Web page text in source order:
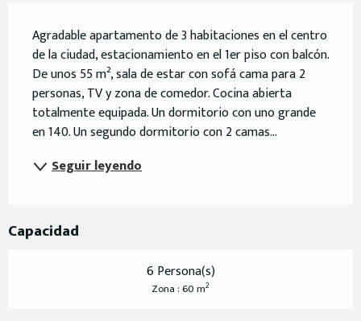
Agradable apartamento de 3 habitaciones en el centro
de la ciudad, estacionamiento en el 1er piso con balcón.
De unos 55 m², sala de estar con sofá cama para 2
personas, TV y zona de comedor. Cocina abierta
totalmente equipada. Un dormitorio con uno grande
en 140. Un segundo dormitorio con 2 camas...
Seguir leyendo
Capacidad
6 Persona(s)
Zona : 60 m2